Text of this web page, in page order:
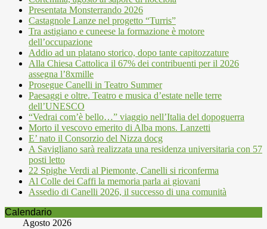
Presentata Monsterrando 2026
Castagnole Lanze nel progetto “Turris”
Tra astigiano e cuneese la formazione è motore
dell’occupazione
Addio ad un platano storico, dopo tante capitozzature
Alla Chiesa Cattolica il 67% dei contribuenti per il 2026
assegna l’8xmille
Prosegue Canelli in Teatro Summer
Paesaggi e oltre. Teatro e musica d’estate nelle terre
dell’UNESCO
“Vedrai com’è bello…” viaggio nell’Italia del dopoguerra
Morto il vescovo emerito di Alba mons. Lanzetti
E’ nato il Consorzio del Nizza docg
A Savigliano sarà realizzata una residenza universitaria con 57
posti letto
22 Spighe Verdi al Piemonte, Canelli si riconferma
Al Colle dei Caffi la memoria parla ai giovani
Assedio di Canelli 2026, il successo di una comunità
Calendario
Agosto 2026